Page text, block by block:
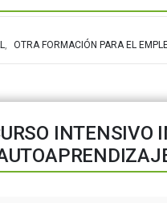
, OTRA FORMACIÓN PARA EL
INTENSIVO